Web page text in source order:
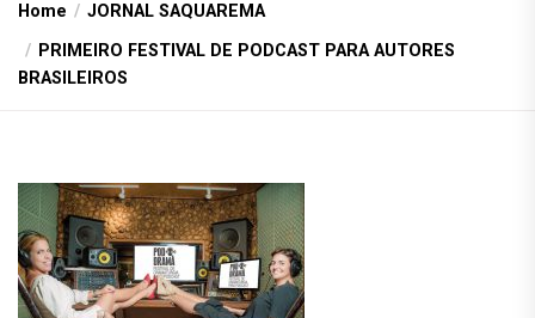
Home
JORNAL SAQUAREMA
PRIMEIRO FESTIVAL DE PODCAST PARA AUTORES
BRASILEIROS